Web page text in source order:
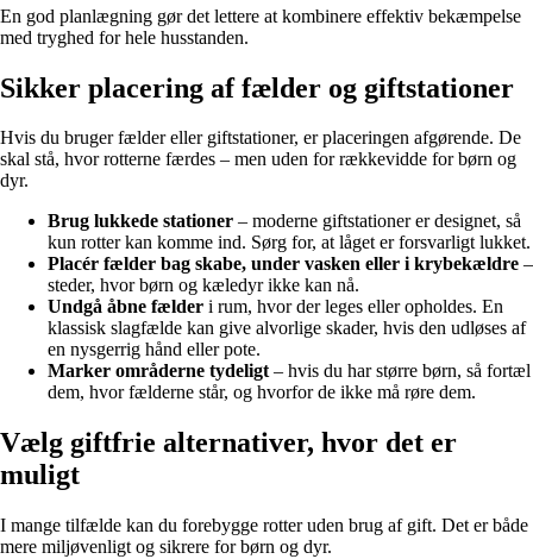
En god planlægning gør det lettere at kombinere effektiv bekæmpelse
med tryghed for hele husstanden.
Sikker placering af fælder og giftstationer
Hvis du bruger fælder eller giftstationer, er placeringen afgørende. De
skal stå, hvor rotterne færdes – men uden for rækkevidde for børn og
dyr.
Brug lukkede stationer – moderne giftstationer er designet, så
kun rotter kan komme ind. Sørg for, at låget er forsvarligt lukket.
Placér fælder bag skabe, under vasken eller i krybekældre –
steder, hvor børn og kæledyr ikke kan nå.
Undgå åbne fælder i rum, hvor der leges eller opholdes. En
klassisk slagfælde kan give alvorlige skader, hvis den udløses af
en nysgerrig hånd eller pote.
Marker områderne tydeligt– hvis du har større børn, så fortæl
dem, hvor fælderne står, og hvorfor de ikke må røre dem.
Vælg giftfrie alternativer, hvor det er
muligt
I mange tilfælde kan du forebygge rotter uden brug af gift. Det er både
mere miljøvenligt og sikrere for børn og dyr.